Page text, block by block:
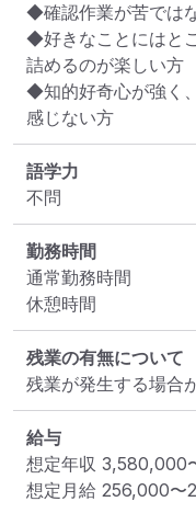
◆確認作業が苦では
◆好きなことにはと
詰めるのが楽しい方
◆知的好奇心が強く
感じない方
語学力
不問
勤務時間
通常勤務時間
休憩時間
残業の有無について
残業が発生する場合
給与
想定年収 3,580,000
想定月給 256,000〜